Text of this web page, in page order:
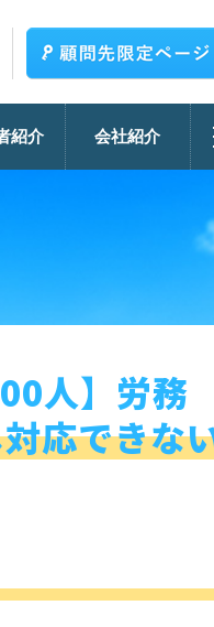
紹介 会社紹介
人】労務
応できな